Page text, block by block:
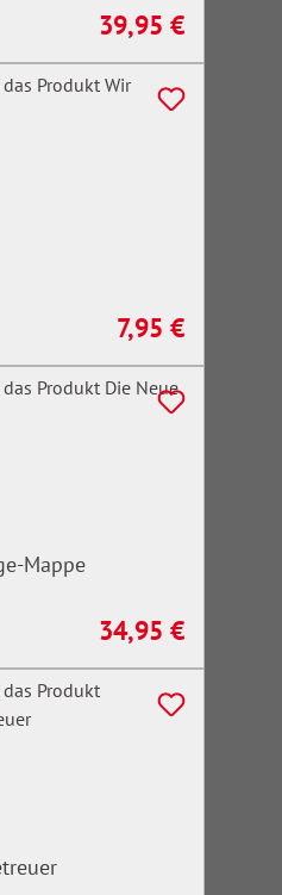
Regulärer Preis:
39,95 €
Regulärer Preis:
7,95 €
Mappe
Regulärer Preis:
34,95 €